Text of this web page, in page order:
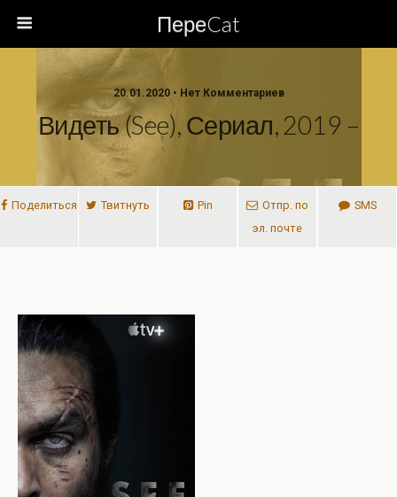
ПереCat
20.01.2020 • Нет Комментариев
Видеть (See), Сериал, 2019 –
Поделиться Твитнуть Pin
Отпр. по
эл. почте
SMS